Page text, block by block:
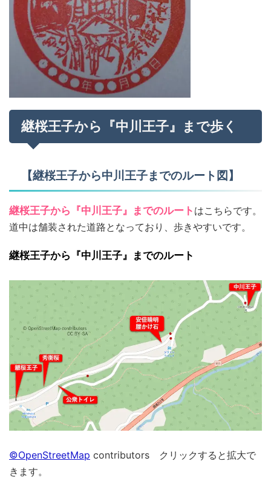
継桜王子から『中川王子』まで歩く
【継桜王子から中川王子までのルート図】
継桜王子から『中川王子』までのルート はこちらです。
道中は舗装された道路となっており、歩きやすいです。
継桜王子から『中川王子』までのルート
©OpenStreetMap contributors クリックすると拡大で
きます。